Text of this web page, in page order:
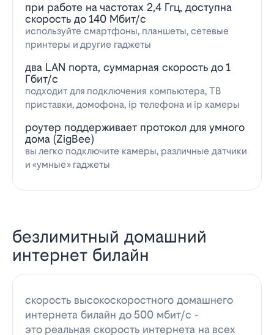
при работе на частотах 2,4 Ггц, доступна
скорость до 140 Мбит/с
используйте смартфоны, планшеты, сетевые
принтеры и другие гаджеты
два LAN порта, суммарная скорость до 1
Гбит/с
подходит для подключения компьютера, ТВ
приставки, домофона, ip телефона и ip камеры
роутер поддерживает протокол для умного
дома (ZigBee)
вы легко подключите камеры, различные датчики
и «умные» гаджеты
безлимитный домашний
интернет билайн
скорость высокоскоростного домашнего
интернета билайн до 500 мбит/с -
это реальная скорость интернета на всех